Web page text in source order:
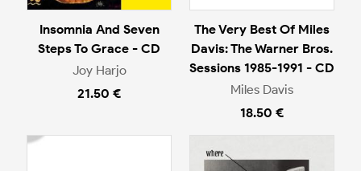
Insomnia And Seven
Steps To Grace - CD
Joy Harjo
21.50 €
The Very Best Of Miles
Davis: The Warner Bros.
Sessions 1985-1991 - CD
Miles Davis
18.50 €